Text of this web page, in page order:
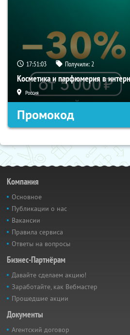
17:51:02 Получили:2
Косметика и парфюмерия в
Россия
Промокод
Компания
Основное
Публикации о нас
Вакансии
Правила сервиса
Ответы на вопросы
Бизнес-Партнёрам
Давайте сделаем акцию!
Заработайте, как Вебмастер
Прошедшие акции
Документы
Агентский договор